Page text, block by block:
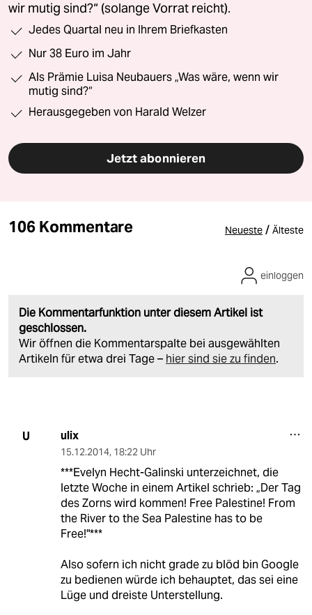
wir mutig sind?“ (solange Vorrat reicht).
Jedes Quartal neu in Ihrem Briefkasten
Nur 38 Euro im Jahr
Als Prämie Luisa Neubauers „Was wäre, wenn wir
mutig sind?“
Herausgegeben von Harald Welzer
Jetzt abonnieren
106 Kommentare Neueste / Älteste
Die Kommentarfunktion unter diesem Artikel ist
geschlossen.
Wir öffnen die Kommentarspalte bei ausgewählten
Artikeln für etwa drei Tage – hier sind sie zu finden.
einloggen
U ulix
15.12.2014, 18:22 Uhr
***Evelyn Hecht-Galinski unterzeichnet, die
letzte Woche in einem Artikel schrieb: „Der Tag
des Zorns wird kommen! Free Palestine! From
the River to the Sea Palestine has to be
Free!"***
Also sofern ich nicht grade zu blöd bin Google
zu bedienen würde ich behauptet, das sei eine
Lüge und dreiste Unterstellung.